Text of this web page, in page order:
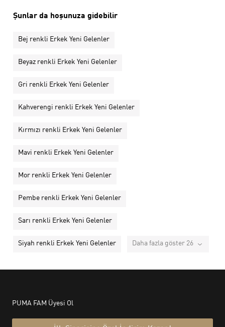
Şunlar da hoşunuza gidebilir
Bej renkli Erkek Yeni Gelenler
Beyaz renkli Erkek Yeni Gelenler
Gri renkli Erkek Yeni Gelenler
Kahverengi renkli Erkek Yeni Gelenler
Kırmızı renkli Erkek Yeni Gelenler
Mavi renkli Erkek Yeni Gelenler
Mor renkli Erkek Yeni Gelenler
Pembe renkli Erkek Yeni Gelenler
Sarı renkli Erkek Yeni Gelenler
Siyah renkli Erkek Yeni Gelenler Daha fazla göster 26